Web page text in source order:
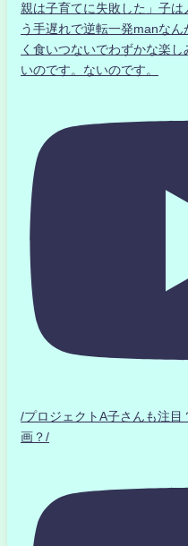
親は子育てに失敗した」子
う手遅れで逆転一発manなん
く食いつないでわずかな楽
いのです。ないのです。
/プロジェクトA子さんも注
画？/